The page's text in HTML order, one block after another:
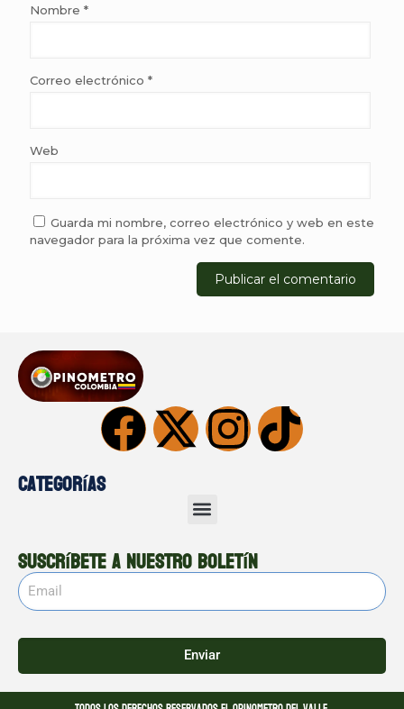
Nombre *
Correo electrónico *
Web
Guarda mi nombre, correo electrónico y web en este
navegador para la próxima vez que comente.
Categorías
Suscríbete a nuestro boletín
Enviar